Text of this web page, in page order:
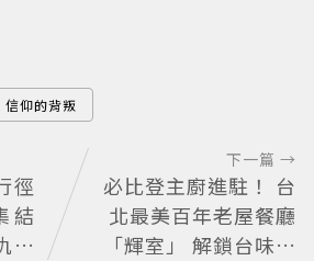
信仰的背叛
徑
結
者
下一篇 →
必比登主廚進駐！ 台
北最美百年老屋餐廳
「輝室」 解鎖台味記